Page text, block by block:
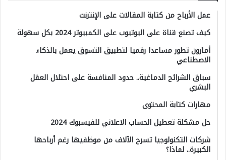
عمل الأرباح من كتابة المقالات على الإنترنت
كيف تصنع قناة على اليوتيوب على الكمبيوتر 2024 بكل سهولة
أمازون تطور مساعدا رقميا لتطبيق التسوق يعمل بالذكاء
الاصطناعي
سباق الشرائح الدماغية.. حدود المنافسة على احتلال العقل
البشري
مهارات كتابة المحتوى
حل مشكلة تعطيل الحساب الاعلاني للفيسبوك 2024
شركات التكنولوجيا تسرح الآلاف من موظفيها رغم أرباحها
الكبيرة.. لماذا؟